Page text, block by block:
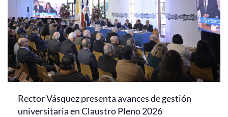
Rector Vásquez presenta avances de gestión
universitaria en Claustro Pleno 2026